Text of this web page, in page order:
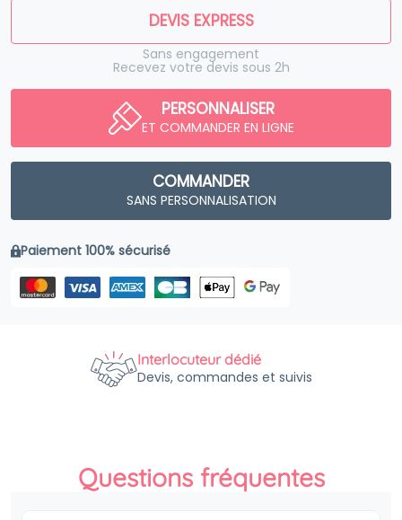
DEVIS EXPRESS
Sans engagement
Recevez votre devis sous 2h
PERSONNALISER
ET COMMANDER EN LIGNE
COMMANDER
SANS PERSONNALISATION
Paiement 100% sécurisé
Interlocuteur dédié
Devis, commandes et suivis
Questions fréquentes